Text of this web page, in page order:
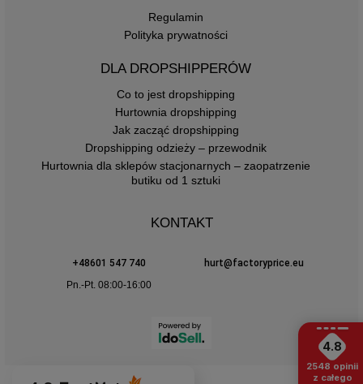
Regulamin
Polityka prywatności
DLA DROPSHIPPERÓW
Co to jest dropshipping
Hurtownia dropshipping
Jak zacząć dropshipping
Dropshipping odzieży – przewodnik
Hurtownia dla sklepów stacjonarnych – zaopatrzenie
butiku od 1 sztuki
KONTAKT
+48601 547 740
hurt@factoryprice.eu
Pn.-Pt. 08:00-16:00
4.8
2548 opinii
z całego